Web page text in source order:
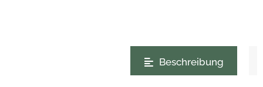
Beschreibung